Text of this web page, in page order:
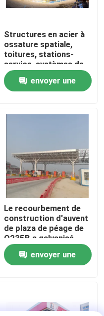
Structures en acier à
ossature spatiale,
toitures, stations-
service, systèmes de
toiture de péage, ISO,
GB
envoyer une
Le recourbement de
construction d'auvent
de plaza de péage de
Q235B a galvanisé
l'installation de Quilk
envoyer une